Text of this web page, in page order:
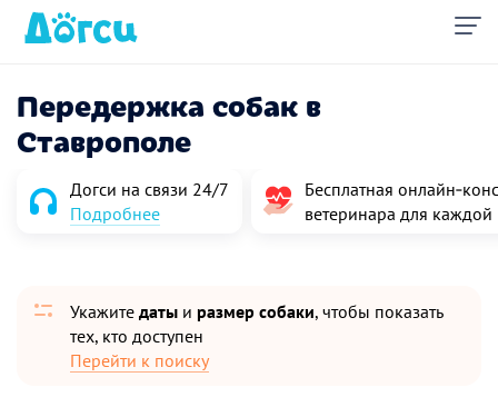
Передержка собак в
Ставрополе
Догси на связи 24/7
Подробнее
Бесплатная
ветеринара для
Укажите даты и размер собаки, чтобы показать
тех, кто доступен
Перейти к поиску